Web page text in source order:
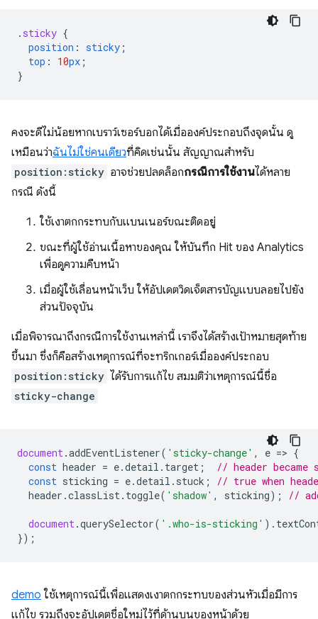
. sticky {
position : sticky ;
top : 10px ;
}
คงจะดีไม่น้อยหากเบราว์เซอร์บอกได้เมื่อองค์ประกอบถึงจุดนั้น ดู
เหมือนว่าฉันไม่ใช่คนเดียวที่คิดเช่นนั้น สัญญาณสำหรับ
position:sticky อาจช่วยปลดล็อกกรณีการใช้งานได้หลาย
กรณี ดังนี้
ใช้เงาตกกระทบกับแบนเนอร์ขณะติดอยู่
ขณะที่ผู้ใช้อ่านเนื้อหาของคุณ ให้บันทึก Hit ของ Analytics
เพื่อดูความคืบหน้า
เมื่อผู้ใช้เลื่อนหน้าเว็บ ให้อัปเดตวิดเจ็ตสารบัญแบบลอยไปยัง
ส่วนปัจจุบัน
เมื่อพิจารณาถึงกรณีการใช้งานเหล่านี้ เราจึงได้สร้างเป้าหมายสุดท้าย
ขึ้นมา ซึ่งก็คือสร้างเหตุการณ์ที่จะทริกเกอร์เมื่อองค์ประกอบ
position:sticky ได้รับการแก้ไข สมมติว่าเหตุการณ์นี้ชื่อ
sticky-change
document .addEventListener( 'sticky-change' , e => {
const header = e.detail . target ;
// header
const sticking = e.detail . stuck ;
// true when
header .classList . toggle( 'shadow' , sticking); //
document .querySelector( '.who-is-sticking' ).
});
demo ใช้เหตุการณ์นี้เพื่อแสดงเงาตกกระทบของส่วนหัวเมื่อมีการ
แก้ไข รวมถึงจะอัปเดตชื่อใหม่ไว้ที่ด้านบนของหน้าด้วย